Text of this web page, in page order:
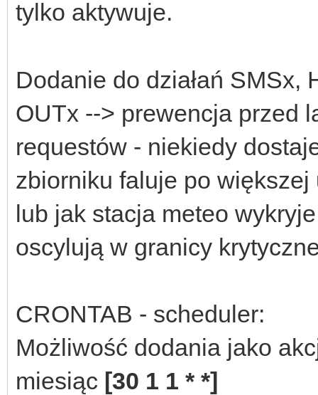
tylko aktywuje.
Dodanie do działań SMSx,
OUTx --> prewencja przed
requestów - niekiedy
zbiorniku faluje po większej
lub jak stacja meteo
oscylują w granicy
CRONTAB - scheduler:
Możliwość dodania jako
miesiąc [30 1 1 * *]